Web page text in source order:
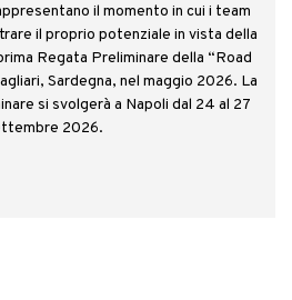
il momento in cui i team
il proprio potenziale in vista della
Regata Preliminare della “Road
Sardegna, nel maggio 2026. La
si svolgerà a Napoli dal 24 al 27
2026.